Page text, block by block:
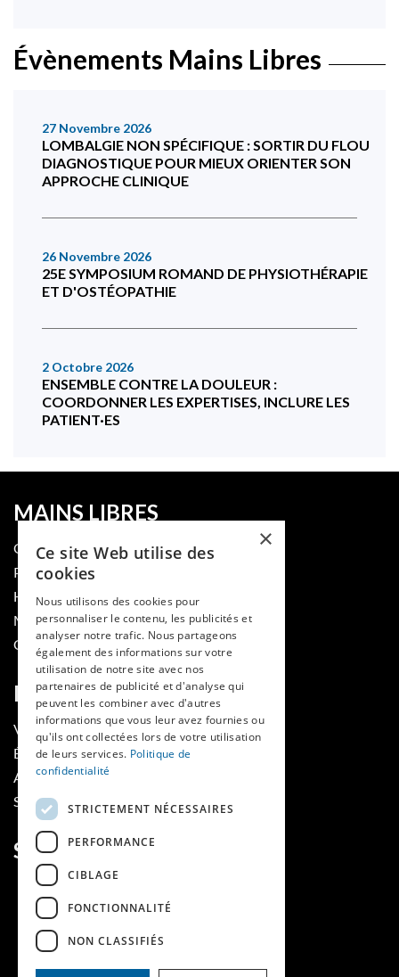
Évènements Mains Libres
27 Novembre 2026
LOMBALGIE NON SPÉCIFIQUE : SORTIR DU FLOU
DIAGNOSTIQUE POUR MIEUX ORIENTER SON
APPROCHE CLINIQUE
26 Novembre 2026
25E SYMPOSIUM ROMAND DE PHYSIOTHÉRAPIE
ET D'OSTÉOPATHIE
2 Octobre 2026
ENSEMBLE CONTRE LA DOULEUR :
COORDONNER LES EXPERTISES, INCLURE LES
PATIENT·ES
MAINS LIBRES
QUI SOMMES-NOUS
PUBLIER DANS LA REVUE
HES-SO
MÉDECINE ET HYGIÈNE
CONTACT
RUBRIQUES
VOIR LES NUMÉROS
ÉVÈNEMENTS MAINS LIBRES
AGENDA
SOUTIENS
SUIVEZ-NOUS
×
Ce site Web utilise des
cookies
Nous utilisons des cookies pour
personnaliser le contenu, les publicités et
analyser notre trafic. Nous partageons
également des informations sur votre
utilisation de notre site avec nos
partenaires de publicité et d'analyse qui
peuvent les combiner avec d'autres
informations que vous leur avez fournies ou
qu'ils ont collectées lors de votre utilisation
de leurs services. Politique de
confidentialité
STRICTEMENT NÉCESSAIRES
PERFORMANCE
CIBLAGE
FONCTIONNALITÉ
NON CLASSIFIÉS